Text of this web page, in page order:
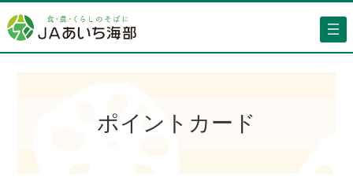
ポイントカード